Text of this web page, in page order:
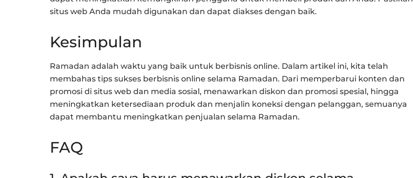
situs web Anda mudah digunakan dan dapat diakses dengan baik.
Kesimpulan
Ramadan adalah waktu yang baik untuk berbisnis online. Dalam artikel ini, kita telah
membahas tips sukses berbisnis online selama Ramadan. Dari memperbarui konten dan
promosi di situs web dan media sosial, menawarkan diskon dan promosi spesial, hingga
meningkatkan ketersediaan produk dan menjalin koneksi dengan pelanggan, semuanya
dapat membantu meningkatkan penjualan selama Ramadan.
FAQ